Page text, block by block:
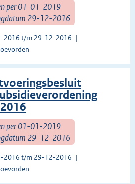
per 01-01-2019
29-12-2016
2016 t/m 29-12-2016
per 01-01-2019
29-12-2016
2016 t/m 29-12-2016